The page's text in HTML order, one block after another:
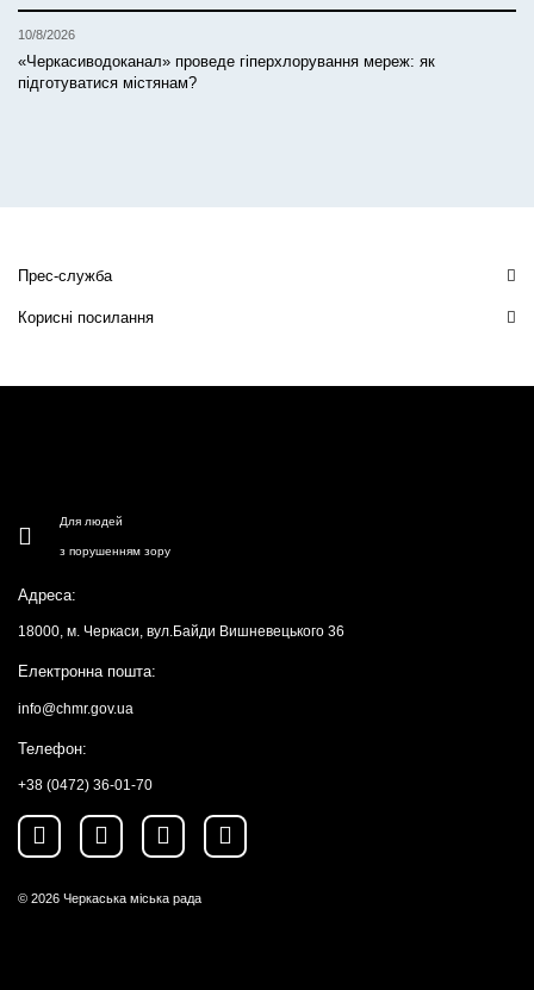
10/8/2026
«Черкасиводоканал» проведе гіперхлорування мереж: як
підготуватися містянам?
Прес-служба
Корисні посилання
Для людей
з порушенням зору
Адреса:
18000, м. Черкаси, вул.Байди Вишневецького 36
Електронна пошта:
info@chmr.gov.ua
Телефон:
+38 (0472) 36-01-70
© 2026 Черкаська міська рада